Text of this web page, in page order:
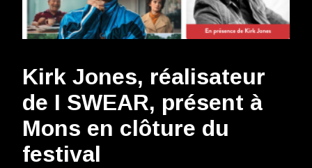
Kirk Jones, réalisateur
de I SWEAR, présent à
Mons en clôture du
festival